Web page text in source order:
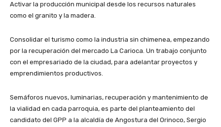
Activar la producción municipal desde los recursos naturales
como el granito y la madera.
Consolidar el turismo como la industria sin chimenea, empezando
por la recuperación del mercado La Carioca. Un trabajo conjunto
con el empresariado de la ciudad, para adelantar proyectos y
emprendimientos productivos.
Semáforos nuevos, luminarias, recuperación y mantenimiento de
la vialidad en cada parroquia, es parte del planteamiento del
candidato del GPP a la alcaldía de Angostura del Orinoco, Sergio